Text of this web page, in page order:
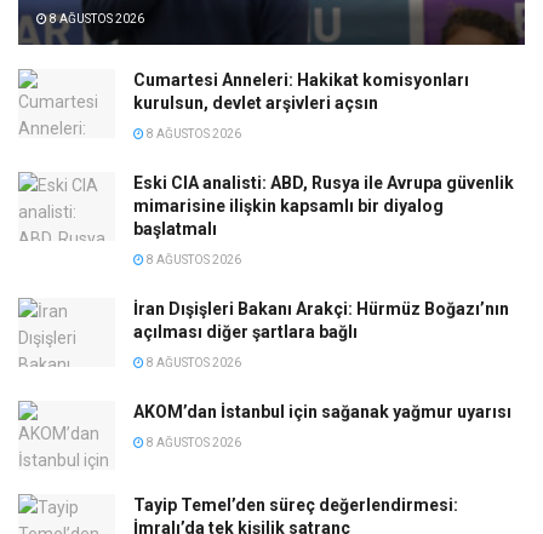
8 AĞUSTOS 2026
Cumartesi Anneleri: Hakikat komisyonları
kurulsun, devlet arşivleri açsın
8 AĞUSTOS 2026
Eski CIA analisti: ABD, Rusya ile Avrupa güvenlik
mimarisine ilişkin kapsamlı bir diyalog
başlatmalı
8 AĞUSTOS 2026
İran Dışişleri Bakanı Arakçi: Hürmüz Boğazı’nın
açılması diğer şartlara bağlı
8 AĞUSTOS 2026
AKOM’dan İstanbul için sağanak yağmur uyarısı
8 AĞUSTOS 2026
Tayip Temel’den süreç değerlendirmesi:
İmralı’da tek kişilik satranç